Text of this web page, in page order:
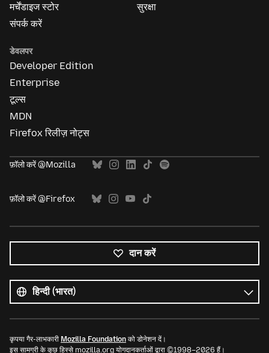
मर्चेंडाइज स्टोर
संपर्क करें
सुरक्षा
डेवलपर
Developer Edition
Enterprise
टूल्स
MDN
Firefox रिलीज़ नोट्स
फ़ॉलो करें @Mozilla
फ़ॉलो करें @Firefox
दान करें
भाषाएं
भाषा
कृपया गैर-लाभकारी Mozilla Foundation को डोनेशन दें।
इस सामग्री के कुछ हिस्से mozilla.org योगदानकर्ताओं द्वारा ©1998–2026 हैं।